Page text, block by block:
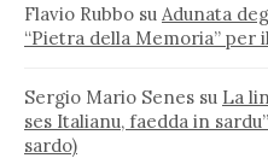
Flavio Rubbo su Adunata
“Pietra della Memoria” per
Sergio Mario Senes su La
ses Italianu, faedda in
sardo)